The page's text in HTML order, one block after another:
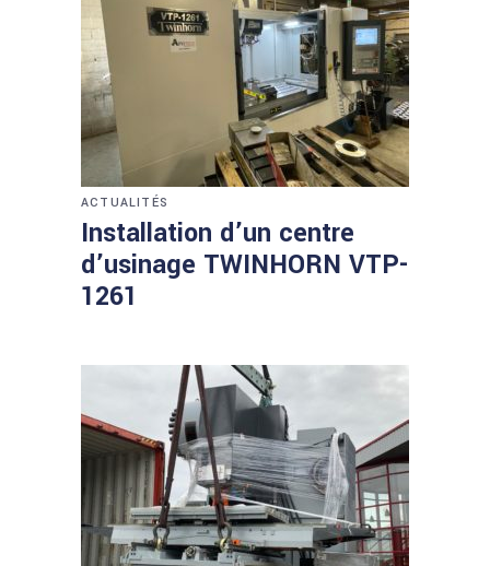
ACTUALITÉS
Installation d’un centre
d’usinage TWINHORN VTP-
1261